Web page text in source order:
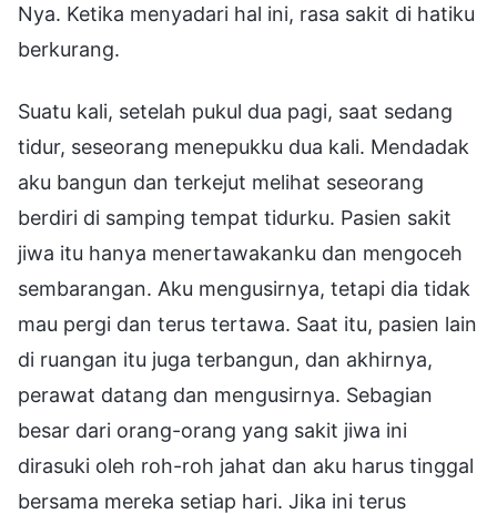
Nya. Ketika menyadari hal ini, rasa sakit di hatiku
berkurang.
Suatu kali, setelah pukul dua pagi, saat sedang
tidur, seseorang menepukku dua kali. Mendadak
aku bangun dan terkejut melihat seseorang
berdiri di samping tempat tidurku. Pasien sakit
jiwa itu hanya menertawakanku dan mengoceh
sembarangan. Aku mengusirnya, tetapi dia tidak
mau pergi dan terus tertawa. Saat itu, pasien lain
di ruangan itu juga terbangun, dan akhirnya,
perawat datang dan mengusirnya. Sebagian
besar dari orang-orang yang sakit jiwa ini
dirasuki oleh roh-roh jahat dan aku harus tinggal
bersama mereka setiap hari. Jika ini terus